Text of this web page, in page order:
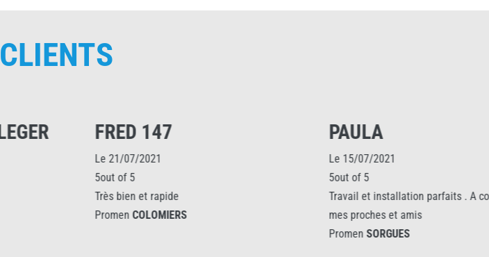
CLIENTS
FRED 147
Le 21/07/2021
Très bien et rapide
COLOMIERS
Le 15/07/2021
Travail et installation parfaits . A conseiller à
mes proches et amis
SORGUES